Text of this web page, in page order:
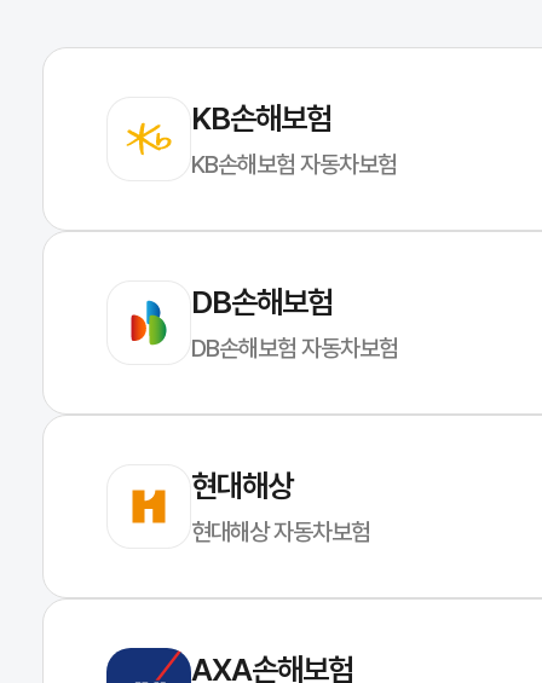
KB손해보험
KB손해보험 자동차보험
DB손해보험
DB손해보험 자동차보험
현대해상
현대해상 자동차보험
AXA손해보험